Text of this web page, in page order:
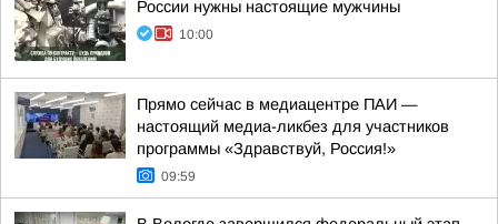
России нужны настоящие мужчины
10:00
Прямо сейчас в медиацентре ПАИ —
настоящий медиа-ликбез для участников
программы «Здравствуй, Россия!»
09:59